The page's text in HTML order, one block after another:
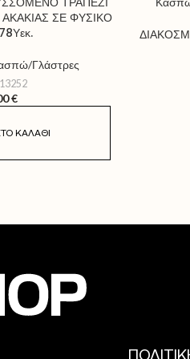
ΑΚΑΚΙΑΣ ΣΕ ΦΥΣΙΚΟ
Γλάστρες
€
ΚΑΛΆΘΙ